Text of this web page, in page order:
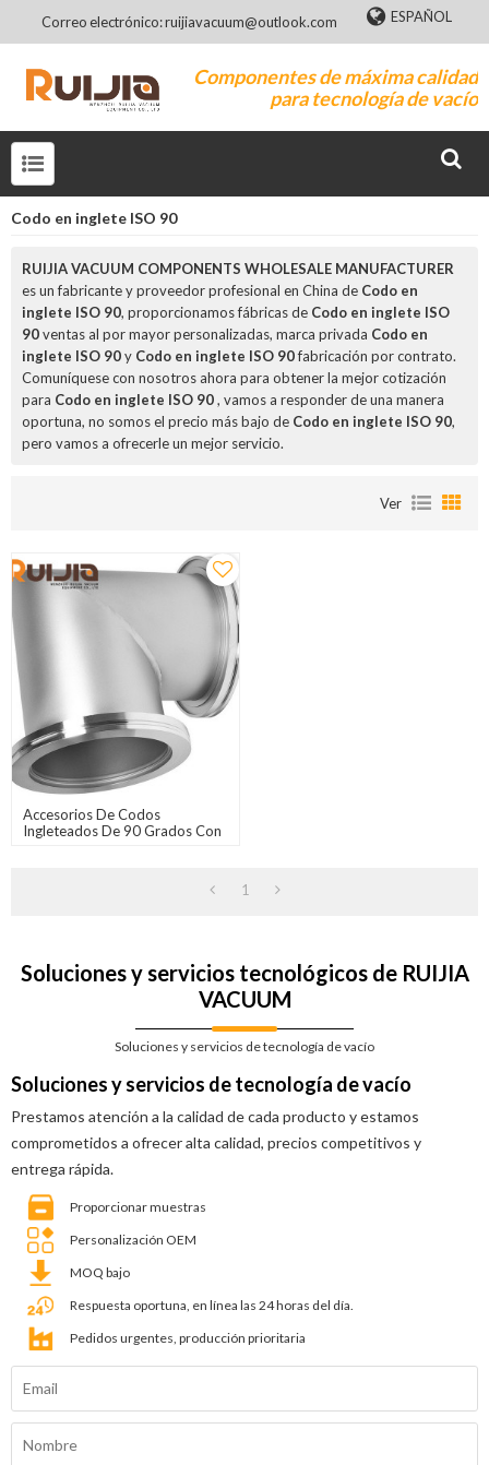
Correo electrónico: ruijiavacuum@outlook.com ESPAÑOL
Componentes de máxima calidad
para tecnología de vacío
Codo en inglete ISO 90
RUIJIA VACUUM COMPONENTS WHOLESALE MANUFACTURER
es un fabricante y proveedor profesional en China de Codo en
inglete ISO 90, proporcionamos fábricas de Codo en inglete ISO
90ventas al por mayor personalizadas, marca privada Codo en
inglete ISO 90y Codo en inglete ISO 90fabricación por contrato.
Comuníquese con nosotros ahora para obtener la mejor cotización
para Codo en inglete ISO 90, vamos a responder de una manera
oportuna, no somos el precio más bajo de Codo en inglete ISO 90,
pero vamos a ofrecerle un mejor servicio.
Ver
Accesorios De Codos
Ingleteados De 90 Grados Con
1
Soluciones y servicios tecnológicos de RUIJIA
VACUUM
Soluciones y servicios de tecnología de vacío
Soluciones y servicios de tecnología de vacío
Prestamos atención a la calidad de cada producto y estamos
comprometidos a ofrecer alta calidad, precios competitivos y
entrega rápida.
Proporcionar muestras
Personalización OEM
MOQ bajo
Respuesta oportuna, en línea las 24 horas del día.
Pedidos urgentes, producción prioritaria